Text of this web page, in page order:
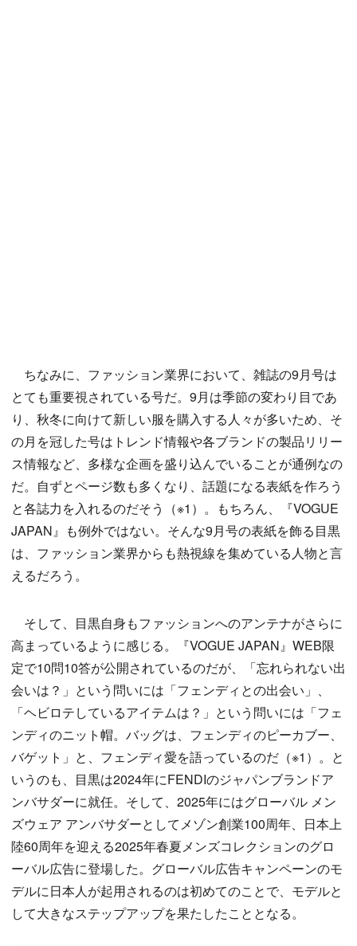
ちなみに、ファッション業界において、雑誌の9月号は
とても重要視されている号だ。9月は季節の変わり目であ
り、秋冬に向けて新しい服を購入する人々が多いため、そ
の月を冠した号はトレンド情報や各ブランドの製品リリー
ス情報など、多様な企画を盛り込んでいることが通例なの
だ。自ずとページ数も多くなり、話題になる表紙を作ろう
と各誌力を入れるのだそう（※1）。もちろん、『VOGUE
JAPAN』も例外ではない。そんな9月号の表紙を飾る目黒
は、ファッション業界からも熱視線を集めている人物と言
えるだろう。
そして、目黒自身もファッションへのアンテナがさらに
高まっているように感じる。『VOGUE JAPAN』WEB限
定で10問10答が公開されているのだが、「忘れられない出
会いは？」という問いには「フェンディとの出会い」、
「ヘビロテしているアイテムは？」という問いには「フェ
ンディのニット帽。バッグは、フェンディのピーカブー、
バゲット」と、フェンディ愛を語っているのだ（※1）。と
いうのも、目黒は2024年にFENDIのジャパンブランドア
ンバサダーに就任。そして、2025年にはグローバル メン
ズウェア アンバサダーとしてメゾン創業100周年、日本上
陸60周年を迎える2025年春夏メンズコレクションのグロ
ーバル広告に登場した。グローバル広告キャンペーンのモ
デルに日本人が起用されるのは初めてのことで、モデルと
して大きなステップアップを果たしたこととなる。